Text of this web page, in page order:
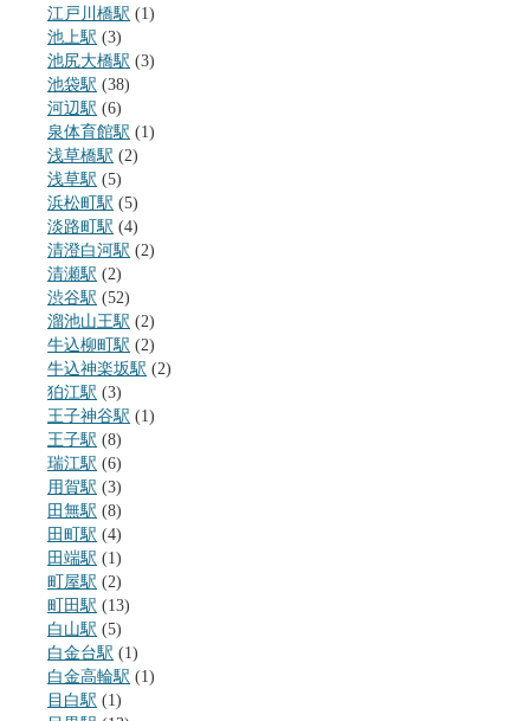
江戸川橋駅 (1)
池上駅 (3)
池尻大橋駅 (3)
池袋駅 (38)
河辺駅 (6)
泉体育館駅 (1)
浅草橋駅 (2)
浅草駅 (5)
浜松町駅 (5)
淡路町駅 (4)
清澄白河駅 (2)
清瀬駅 (2)
渋谷駅 (52)
溜池山王駅 (2)
牛込柳町駅 (2)
牛込神楽坂駅 (2)
狛江駅 (3)
王子神谷駅 (1)
王子駅 (8)
瑞江駅 (6)
用賀駅 (3)
田無駅 (8)
田町駅 (4)
田端駅 (1)
町屋駅 (2)
町田駅 (13)
白山駅 (5)
白金台駅 (1)
白金高輪駅 (1)
目白駅 (1)